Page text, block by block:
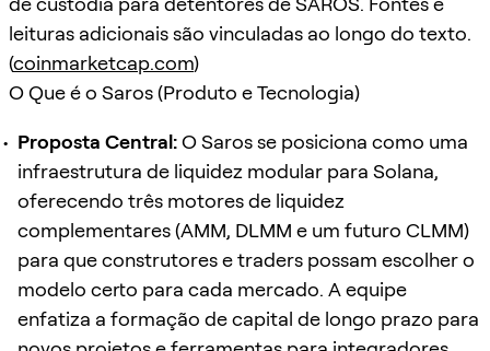
leituras adicionais são vinculadas ao longo do texto.
(coinmarketcap.com)
O Que é o Saros (Produto e Tecnologia)
Proposta Central:O Saros se posiciona como uma
infraestrutura de liquidez modular para Solana,
oferecendo três motores de liquidez
complementares (AMM, DLMM e um futuro CLMM)
para que construtores e traders possam escolher o
modelo certo para cada mercado. A equipe
enfatiza a formação de capital de longo prazo para